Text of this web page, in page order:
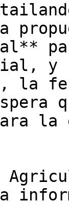
y
la
la